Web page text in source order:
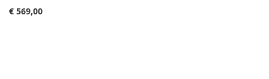
€ 569,00